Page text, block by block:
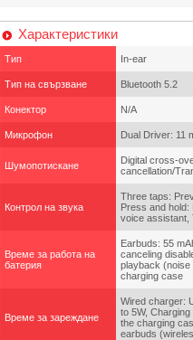
Характеристики
Тип In-ear
Тип на свързване Bluetooth 5.2
Конектор N/A
Микрофон Dual Driver: 11
Шумопотискане
Digital cross-
cancellation/
Контрол на звука
Three taps:
Press and hold:
voice assistant,
Време за работа на
батерия
Earbuds: 55
canceling
playback (noise
charging case
Време за зареждане
Wired charger:
to 5W,
the charging
earbuds